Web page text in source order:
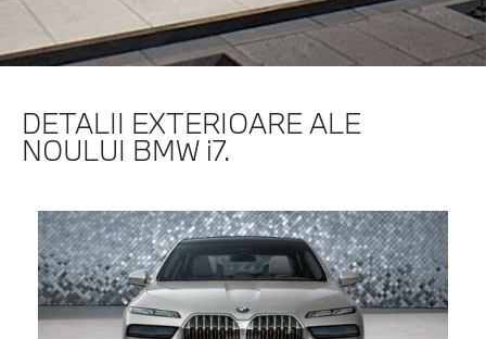
DETALII EXTERIOARE ALE
NOULUI BMW i7.